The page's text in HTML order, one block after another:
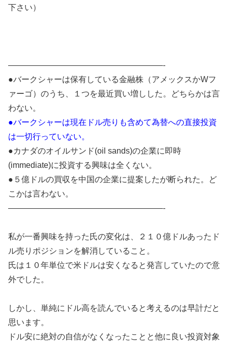
下さい）
———————————————————-
●バークシャーは保有している金融株（アメックスかWフ
ァーゴ）のうち、１つを最近買い増しした。どちらかは言
わない。
●バークシャーは現在ドル売りも含めて為替への直接投資
は一切行っていない。
●カナダのオイルサンド(oil sands)の企業に即時
(immediate)に投資する興味は全くない。
●５億ドルの買収を中国の企業に提案したが断られた。ど
こかは言わない。
———————————————————-
私が一番興味を持った氏の変化は、２１０億ドルあったド
ル売りポジションを解消していること。
氏は１０年単位で米ドルは安くなると発言していたので意
外でした。
しかし、単純にドル高を読んでいると考えるのは早計だと
思います。
ドル安に絶対の自信がなくなったことと他に良い投資対象